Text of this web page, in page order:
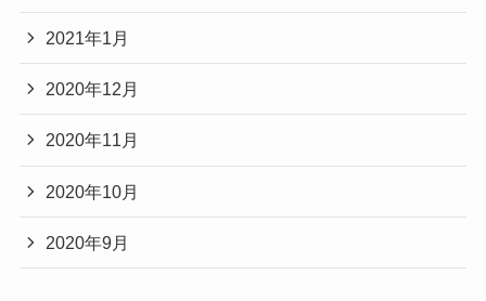
2021年1月
2020年12月
2020年11月
2020年10月
2020年9月